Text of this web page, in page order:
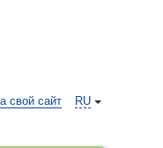
RU
свой сайт